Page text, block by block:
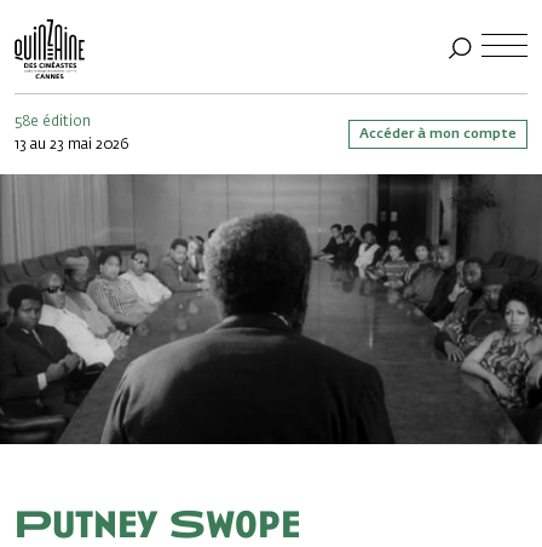
58e édition
13 au 23 mai 2026
Accéder à mon compte
Putney Swope